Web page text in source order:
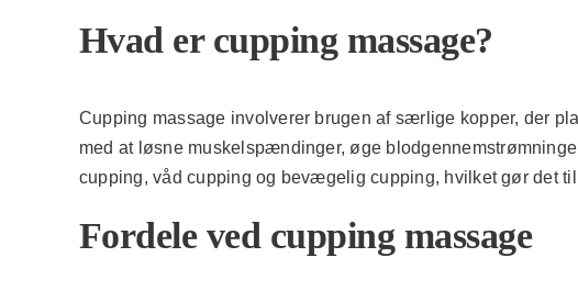
Hvad er cupping massage?
Cupping massage involverer brugen af særlige kopper, der
med at løsne muskelspændinger, øge
cupping, våd cupping og bevægelig cupping, hvilket gør det
Fordele ved cupping massage